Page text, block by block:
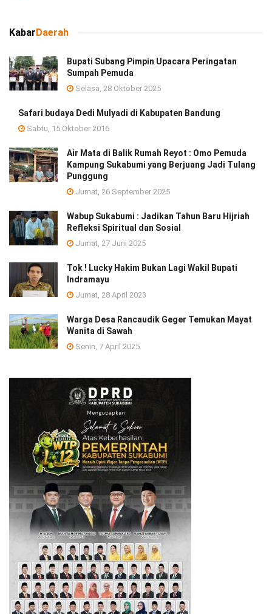
KabarDaerah
Bupati Subang Pimpin Upacara Peringatan
Sumpah Pemuda
Selasa, 28 Oktober 2025
Safari budaya Dedi Mulyadi di Kabupaten Bandung
Sabtu, 15 Oktober 2016
Air Mata di Balik Rumah Reyot : Omo Pemuda
Kampung Sukabumi yang Berjuang Jadi Tulang
Punggung
Jumat, 26 September 2025
Wabup Sukabumi : Jadikan Tahun Baru Hijriah
Refleksi Spiritual dan Sosial
Jumat, 27 Juni 2025
Tok ! Lucky Hakim Bukan Lagi Wakil Bupati
Indramayu
Jumat, 28 April 2023
Warga Desa Rancaudik Geger Temukan Mayat
Wanita di Sawah
Senin, 7 April 2025